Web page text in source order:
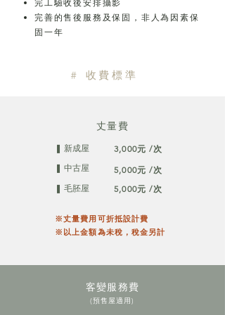
​完工驗收後安排攝影
完善的售後服務及保固，非人為因素保
固一年​
# 收費標準
丈量費
❚ 新成屋
❚ 中古屋
❚ 毛胚屋
3,000元 /次
5,000元 /次
5,000元 /次
※丈量費用 可折抵設計費​
※ 以上金額為未稅， ​稅金另計
​客變服務費
(預售屋適用)